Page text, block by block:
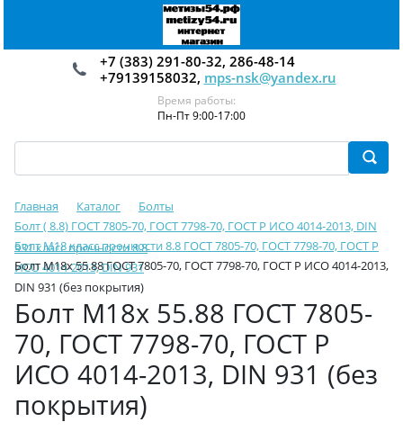
+7 (383) 291-80-32, 286-48-14
+79139158032, mps-nsk@yandex.ru
Время работы:
Пн-Пт 9:00-17:00
Главная Каталог
Болты
Болт ( 8.8) ГОСТ 7805-70, ГОСТ 7798-70, ГОСТ Р ИСО 4014-2013, DIN
931 класс прочности 8.8
Болт М18 класс прочности 8.8 ГОСТ 7805-70, ГОСТ 7798-70, ГОСТ Р
ИСО 4014-2013, DIN 931
Болт М18х 55.88 ГОСТ 7805-70, ГОСТ 7798-70, ГОСТ Р ИСО 4014-2013,
DIN 931 (без покрытия)
Болт М18х 55.88 ГОСТ 7805-
70, ГОСТ 7798-70, ГОСТ Р
ИСО 4014-2013, DIN 931 (без
покрытия)